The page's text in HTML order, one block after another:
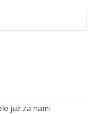
już za nami